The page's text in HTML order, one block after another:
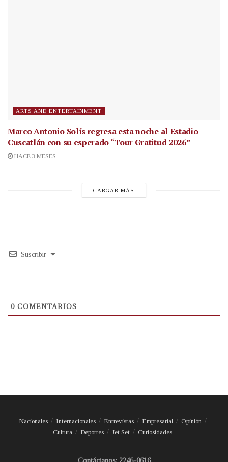
ARTS AND ENTERTAINMENT
Marco Antonio Solís regresa esta noche al Estadio
Cuscatlán con su esperado “Tour Gratitud 2026”
HACE 3 MESES
CARGAR MÁS
Suscribir
0 COMENTARIOS
Nacionales Internacionales Entrevistas Empresarial
Opinión
Cultura
Deportes Jet Set Curiosidades